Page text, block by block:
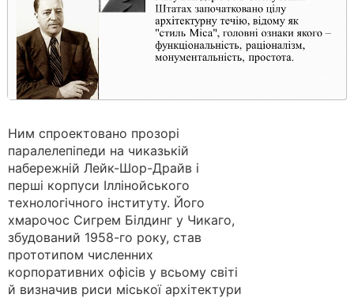
Ним спроектовано прозорі
паралелепіпеди на чиказькій
набережній Лейк-Шор-Драйв і
перші корпуси Іллінойського
технологічного інституту. Його
хмарочос Сигрем Білдинг у Чикаго,
збудований 1958-го року, став
прототипом численних
корпоративних офісів у всьому світі
й визначив риси міської архітектури